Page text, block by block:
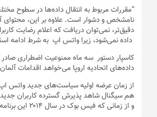
“مقررات مربوط به انتقال داده‌ها در سطوح
نامشخص و دشوار است. علاوه بر این، محتوای
دقیق‌تر، نمی‌توان دریافت که اعلام رضایت
داده نمی‌شود، زیرا واتس اپ به شرط ادامه
کاسپار دستور سه ماه ممنوعیت اضطراری
داده‌های اتحادیه اروپا می‌خواهد اقدامات آلمان
از زمان عرضه اولیه سیاست‌های جدید واتس
هم سیگنال شاهد پذیرش گسترده کاربران
و از زمانی که فیس بوک در سال ۲۰۱۴ این برنامه پیام رسان را خریداری کرده است، اطلاعات متقابل بین برند‌ها اجتناب ناپذیر است.